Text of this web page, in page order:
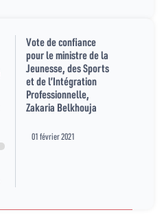
Vote de confiance
pour le ministre de la
Jeunesse, des Sports
et de l’Intégration
Professionnelle,
Zakaria Belkhouja
01 février 2021